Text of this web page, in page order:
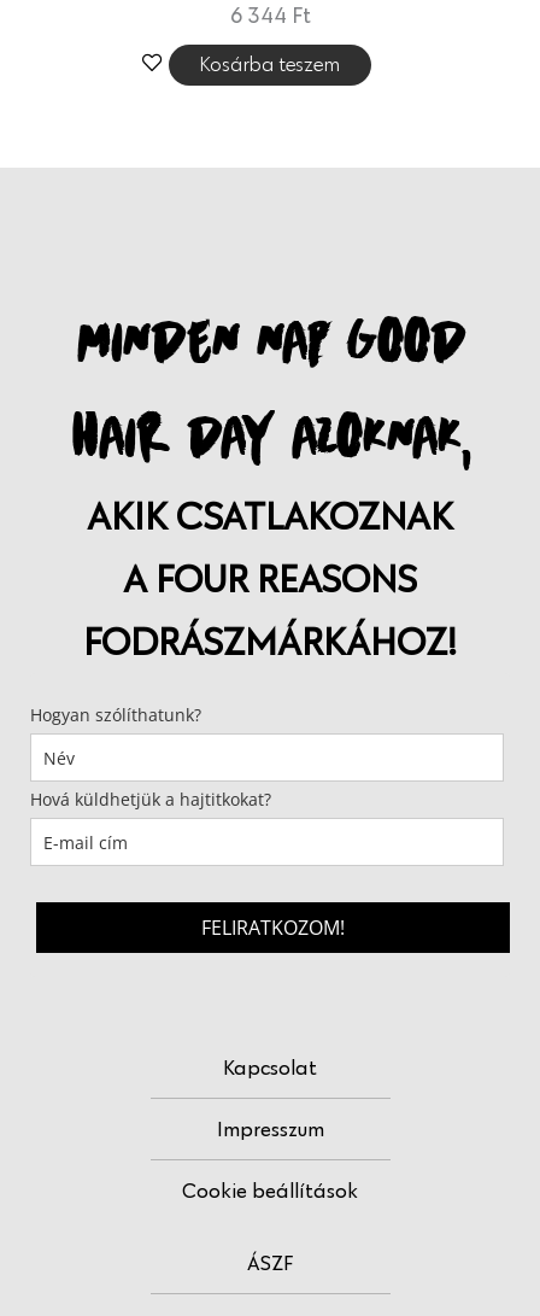
6 344 Ft
Kosárba teszem
MINDEN NAP GOOD
HAIR DAY AZOKNAK,
AKIK CSATLAKOZNAK
A FOUR REASONS
FODRÁSZMÁRKÁHOZ!
Hogyan szólíthatunk?
Hová küldhetjük a hajtitkokat?
FELIRATKOZOM!
Kapcsolat
Impresszum
Cookie beállítások
ÁSZF